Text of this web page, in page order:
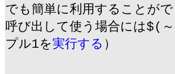
でも簡単に利用することが
呼び出して使う場合には
プル1を実行する ）